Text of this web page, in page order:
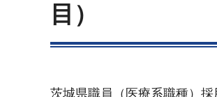
目）
茨城県職員（医療系職種）採